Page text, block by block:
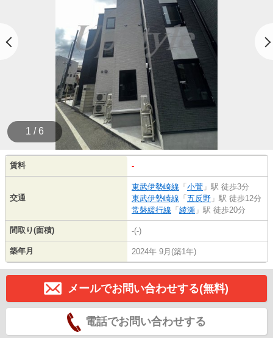
1 / 6
賃料 -
交通
東武伊勢崎線 「 小菅 」駅 徒歩3分
東武伊勢崎線 「 五反野 」駅 徒歩12分
常磐緩行線 「 綾瀬 」駅 徒歩20分
間取り(面積) -(-)
築年月 2024年 9月(築1年)
メールでお問い合わせする(無料)
電話でお問い合わせする